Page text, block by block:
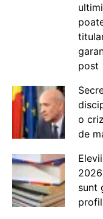
post
o
de
sunt